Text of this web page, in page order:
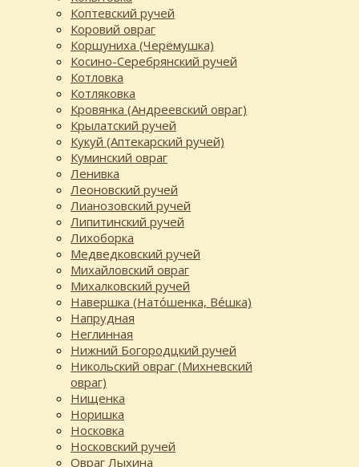
Коптевский ручей
Коровий овраг
Коршуниха (Черёмушка)
Косино-Серебрянский ручей
Котловка
Котляковка
Кровянка (Андреевский овраг)
Крылатский ручей
Кукуй (Аптекарский ручей)
Куминский овраг
Ленивка
Леоновский ручей
Лианозовский ручей
Липитинский ручей
Лихоборка
Медведковский ручей
Михайловский овраг
Михалковский ручей
Навершка (Нато́шенка, Ве́шка)
Напрудная
Неглинная
Нижний Богородцкий ручей
Никольский овраг (Михневский
овраг)
Нищенка
Норишка
Носковка
Носковский ручей
Овраг Лыхина